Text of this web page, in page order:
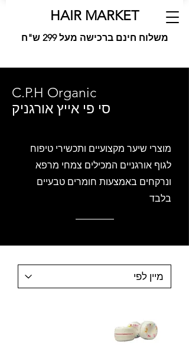
HAIR MARKET
משלוח חינם ברכישה מעל 299 ש"ח
C.P.H Organic
סי פי אייץ אורגניק
מוצרי שיער מקצועיים ותכשירי טיפוח
לגוף אורגניים המכילים צמחי מרפא
ונרקחים באמצעות חומרים טבעיים
בלבד